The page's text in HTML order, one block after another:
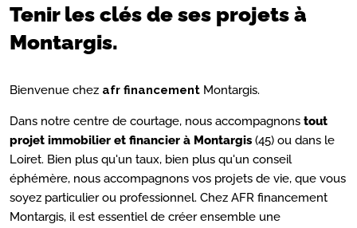
Tenir les clés de ses projets à
Montargis.
Bienvenue chez afr financement Montargis.
Dans notre centre de courtage, nous accompagnons tout
projet immobilier et financier à Montargis (45) ou dans le
Loiret. Bien plus qu'un taux, bien plus qu'un conseil
éphémère, nous accompagnons vos projets de vie, que vous
soyez particulier ou professionnel. Chez AFR financement
Montargis, il est essentiel de créer ensemble une